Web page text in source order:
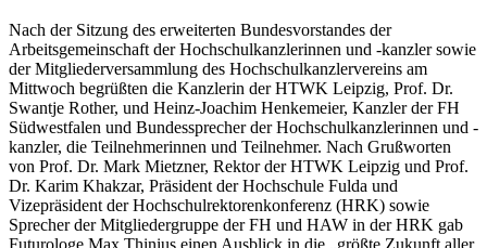
Nach der Sitzung des erweiterten Bundesvorstandes der
Arbeitsgemeinschaft der Hochschulkanzlerinnen und -kanzler sowie
der Mitgliederversammlung des Hochschulkanzlervereins am
Mittwoch begrüßten die Kanzlerin der HTWK Leipzig, Prof. Dr.
Swantje Rother, und Heinz-Joachim Henkemeier, Kanzler der FH
Südwestfalen und Bundessprecher der Hochschulkanzlerinnen und -
kanzler, die Teilnehmerinnen und Teilnehmer. Nach Grußworten
von Prof. Dr. Mark Mietzner, Rektor der HTWK Leipzig und Prof.
Dr. Karim Khakzar, Präsident der Hochschule Fulda und
Vizepräsident der Hochschulrektorenkonferenz (HRK) sowie
Sprecher der Mitgliedergruppe der FH und HAW in der HRK gab
Futurologe Max Thinius einen Ausblick in die „größte Zukunft aller